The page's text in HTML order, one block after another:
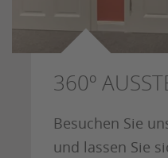
360º
Besuchen Sie
und lassen Sie